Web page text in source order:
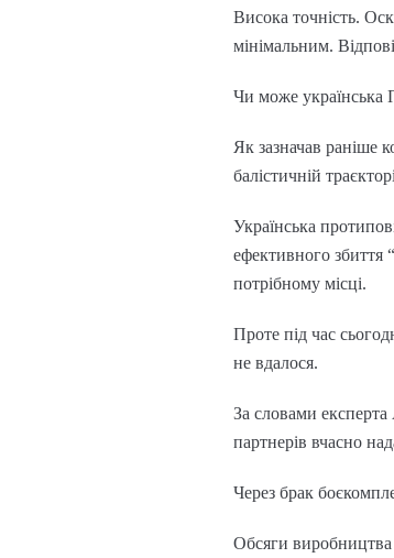
Висока точність.
мінімальним.
Чи може
Як зазначав раніше
балістичній
Українська
ефективного збиття
потрібному місці.
Проте під час
не вдалося.
За словами
партнерів вчасно
Через брак
Обсяги